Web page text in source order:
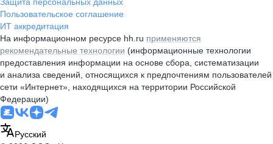
Пользовательское соглашение
ИТ аккредитация
На информационном ресурсе hh.ru применяются
рекомендательные технологии (информационные технологии
предоставления информации на основе сбора, систематизации
и анализа сведений, относящихся к предпочтениям пользователей
сети «Интернет», находящихся на территории Российской
Федерации)
Русский